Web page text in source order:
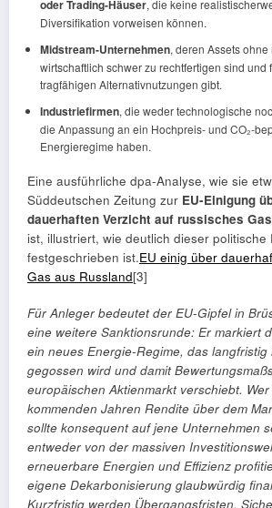
oder Trading-Häuser, die keine
Diversifikation vorweisen können.
Midstream-Unternehmen, deren Assets
wirtschaftlich schwer zu rechtfertigen sind und
tragfähigen Alternativnutzungen gibt.
Industriefirmen, die weder technologische
die Anpassung an ein Hochpreis- und CO₂-
Energieregime haben.
Eine ausführliche dpa-Analyse, wie sie
Süddeutschen Zeitung zur EU-Einigung
dauerhaften Verzicht auf russisches Gas
ist, illustriert, wie deutlich dieser politische
festgeschrieben ist.EU einig über
Gas aus Russland[3]
Für Anleger bedeutet der EU-Gipfel in
eine weitere Sanktionsrunde: Er markiert
ein neues Energie-Regime, das langfristig
gegossen wird und damit
europäischen Aktienmarkt verschiebt.
kommenden Jahren Rendite über dem
sollte konsequent auf jene Unternehmen
entweder von der massiven
erneuerbare Energien und Effizienz
eigene Dekarbonisierung glaubwürdig
Kurzfristig werden Übergangsfristen,